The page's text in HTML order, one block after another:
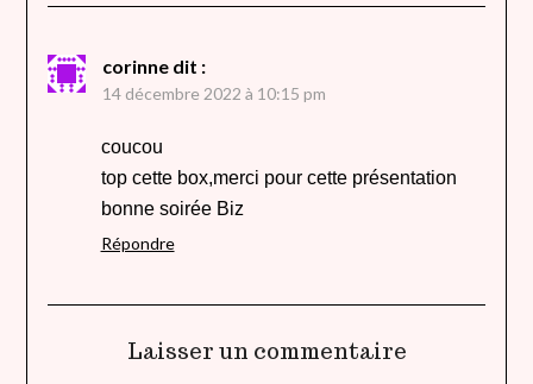
corinne dit :
14 décembre 2022 à 10:15 pm
coucou
top cette box,merci pour cette présentation
bonne soirée Biz
Répondre
Laisser un commentaire